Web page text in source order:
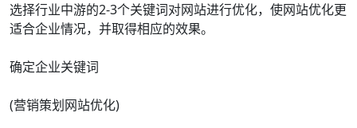
选择行业中游的2-3个关键词对网站进行优化，使网站优化更
适合企业情况，并取得相应的效果。
确定企业关键词
(营销策划网站优化)